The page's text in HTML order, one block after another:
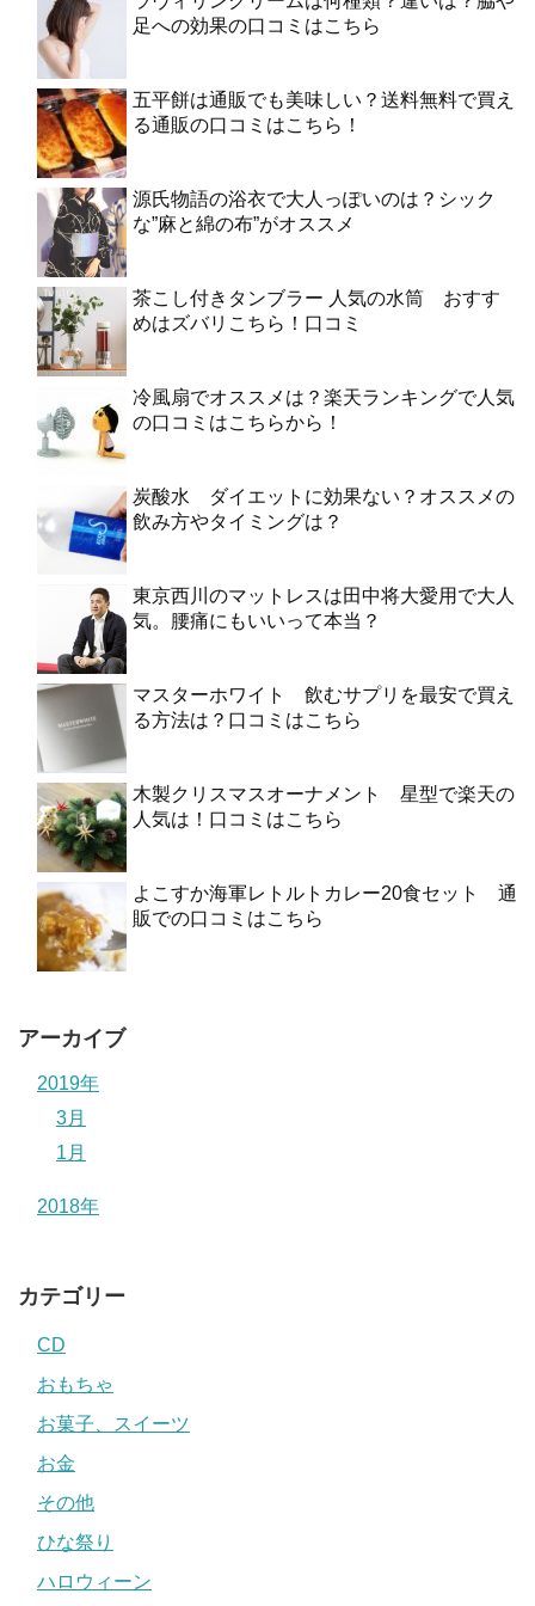
足への効果の口コミはこちら
五平餅は通販でも美味しい？送料無料で買え
る通販の口コミはこちら！
源氏物語の浴衣で大人っぽいのは？シック
な”麻と綿の布”がオススメ
茶こし付きタンブラー 人気の水筒 おすす
めはズバリこちら！口コミ
冷風扇でオススメは？楽天ランキングで人気
の口コミはこちらから！
炭酸水 ダイエットに効果ない？オススメの
飲み方やタイミングは？
東京西川のマットレスは田中将大愛用で大人
気。腰痛にもいいって本当？
マスターホワイト 飲むサプリを最安で買え
る方法は？口コミはこちら
木製クリスマスオーナメント 星型で楽天の
人気は！口コミはこちら
よこすか海軍レトルトカレー20食セット 通
販での口コミはこちら
アーカイブ
2019年
3月
1月
2018年
カテゴリー
CD
おもちゃ
お菓子、スイーツ
お金
その他
ひな祭り
ハロウィーン